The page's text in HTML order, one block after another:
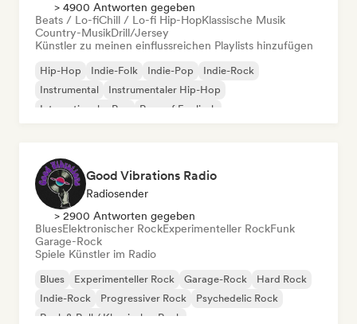
> 4900 Antworten gegeben
Beats / Lo-fiChill / Lo-fi Hip-HopKlassische Musik
Country-MusikDrill/Jersey
Künstler zu meinen einflussreichen Playlists hinzufügen
Hip-Hop Indie-Folk Indie-Pop
Indie-Rock
Instrumental
Instrumentaler Hip-Hop
Internationaler Rap
Rap auf Englisch
Good Vibrations Radio
Radiosender
> 2900 Antworten gegeben
BluesElektronischer RockExperimenteller RockFunk
Garage-Rock
Spiele Künstler im Radio
Blues Experimenteller Rock Garage-Rock
Hard Rock
Indie-Rock
Progressiver Rock
Psychedelic Rock
Rock & Roll / Klassischer Rock